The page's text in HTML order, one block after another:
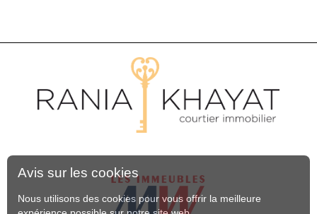
Avis sur les cookies
Nous utilisons des cookies pour vous offrir la meilleure